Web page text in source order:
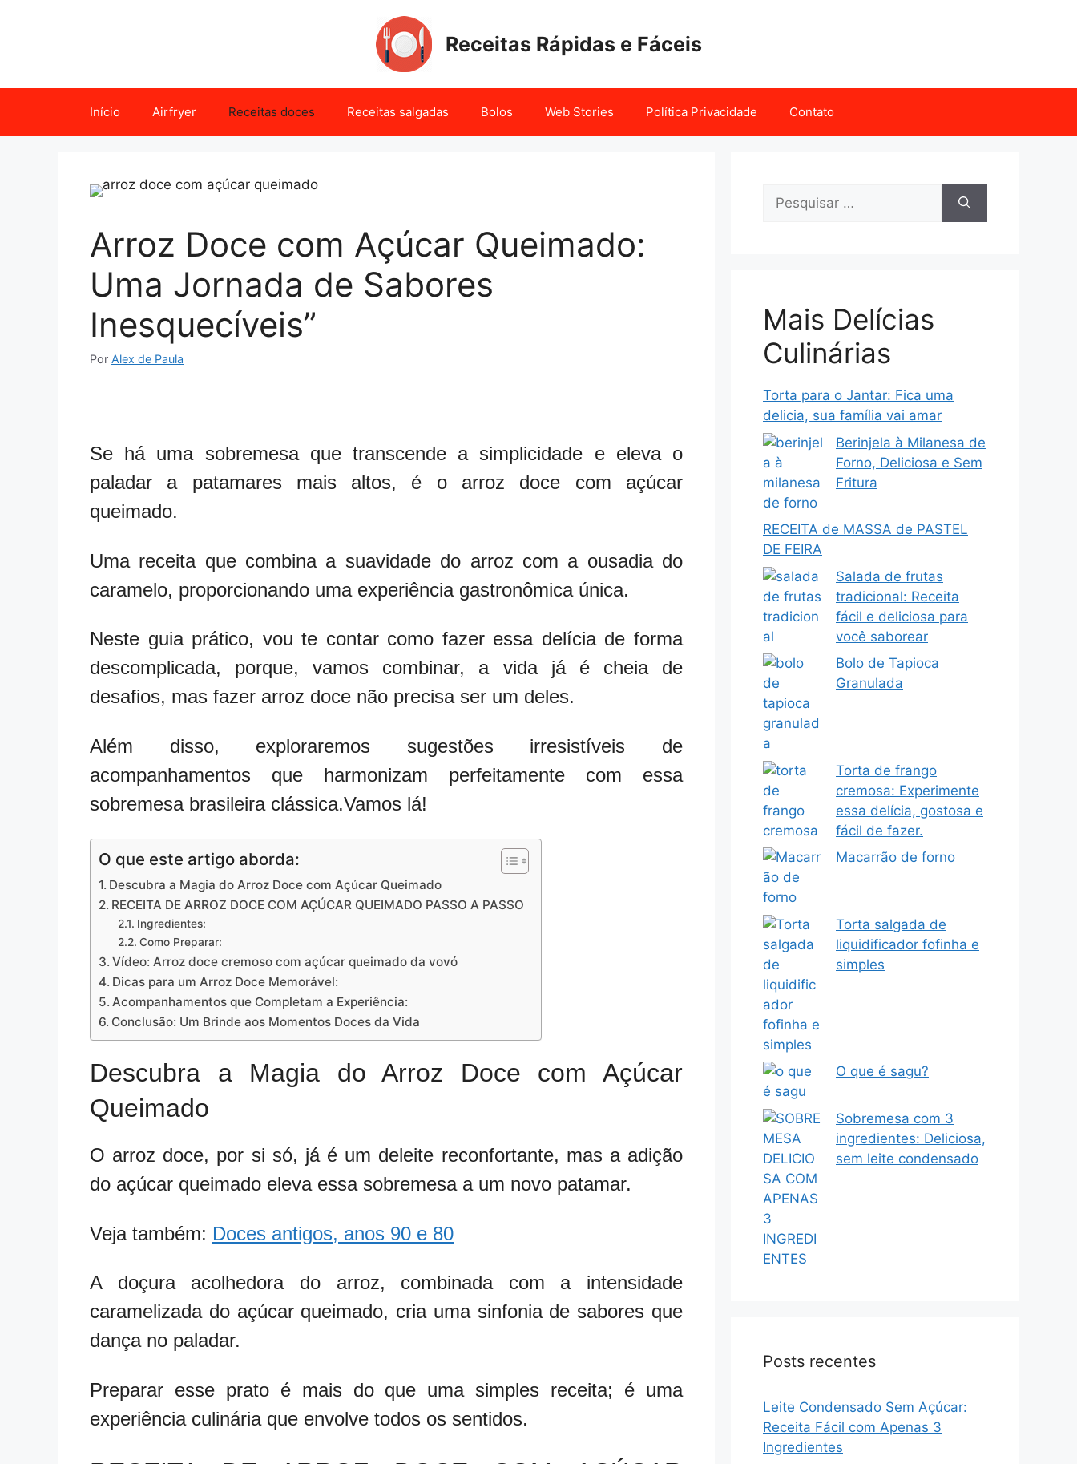
Receitas Rápidas e Fáceis
Início Airfryer Receitas doces Receitas salgadas Bolos Web Stories Política Privacidade Contato
Arroz Doce com Açúcar Queimado:
Uma Jornada de Sabores
Inesquecíveis”
Por Alex de Paula
Se há uma sobremesa que transcende a simplicidade e eleva o
paladar a patamares mais altos, é o arroz doce com açúcar
queimado.
Uma receita que combina a suavidade do arroz com a ousadia do
caramelo, proporcionando uma experiência gastronômica única.
Neste guia prático, vou te contar como fazer essa delícia de forma
descomplicada, porque, vamos combinar, a vida já é cheia de
desafios, mas fazer arroz doce não precisa ser um deles.
Além disso, exploraremos sugestões irresistíveis de
acompanhamentos que harmonizam perfeitamente com essa
sobremesa brasileira clássica.Vamos lá!
O que este artigo aborda:
Descubra a Magia do Arroz Doce com Açúcar Queimado
RECEITA DE ARROZ DOCE COM AÇÚCAR QUEIMADO PASSO A PASSO
Ingredientes:
Como Preparar:
Vídeo: Arroz doce cremoso com açúcar queimado da vovó
Dicas para um Arroz Doce Memorável:
Acompanhamentos que Completam a Experiência:
Conclusão: Um Brinde aos Momentos Doces da Vida
Descubra a Magia do Arroz Doce com Açúcar
Queimado
O arroz doce, por si só, já é um deleite reconfortante, mas a adição
do açúcar queimado eleva essa sobremesa a um novo patamar.
Veja também: Doces antigos, anos 90 e 80
A doçura acolhedora do arroz, combinada com a intensidade
caramelizada do açúcar queimado, cria uma sinfonia de sabores que
dança no paladar.
Preparar esse prato é mais do que uma simples receita; é uma
experiência culinária que envolve todos os sentidos.
Pesquisar
Mais Delícias
Culinárias
Torta para o Jantar: Fica uma
delicia, sua família vai amar
Berinjela à Milanesa de
Forno, Deliciosa e Sem
Fritura
RECEITA de MASSA de PASTEL
DE FEIRA
Salada de frutas
tradicional: Receita
fácil e deliciosa para
você saborear
Bolo de Tapioca
Granulada
Torta de frango
cremosa: Experimente
essa delícia, gostosa e
fácil de fazer.
Macarrão de forno
Torta salgada de
liquidificador fofinha e
simples
O que é sagu?
Sobremesa com 3
ingredientes: Deliciosa,
sem leite condensado
Posts recentes
Leite Condensado Sem Açúcar:
Receita Fácil com Apenas 3
Ingredientes